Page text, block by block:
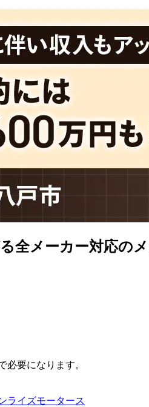
全メーカー対応の
必要になります。
ライズモータース